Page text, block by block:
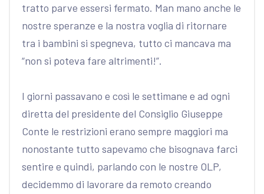
tratto parve essersi fermato. Man mano anche le
nostre speranze e la nostra voglia di ritornare
tra i bambini si spegneva, tutto ci mancava ma
“non si poteva fare altrimenti!”.
I giorni passavano e così le settimane e ad ogni
diretta del presidente del Consiglio Giuseppe
Conte le restrizioni erano sempre maggiori ma
nonostante tutto sapevamo che bisognava farci
sentire e quindi, parlando con le nostre OLP,
decidemmo di lavorare da remoto creando